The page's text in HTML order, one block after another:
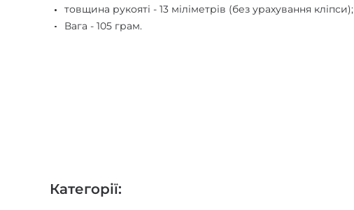
товщина рукояті - 13 міліметрів (без урахування кліпси);
Вага - 105 грам.
Категорії: